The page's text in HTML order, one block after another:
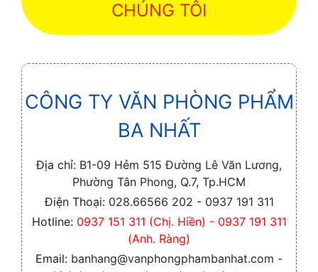
CHÚNG TÔI
CÔNG TY VĂN PHÒNG PHẨM
BA NHẤT
Địa chỉ: B1-09 Hẻm 515 Đường Lê Văn Lương,
Phường Tân Phong, Q.7, Tp.HCM
Điện Thoại: 028.66566 202 - 0937 191 311
Hotline: 0937 151 311 (Chị. Hiền) - 0937 191 311
(Anh. Ràng)
Email: banhang@vanphongphambanhat.com -